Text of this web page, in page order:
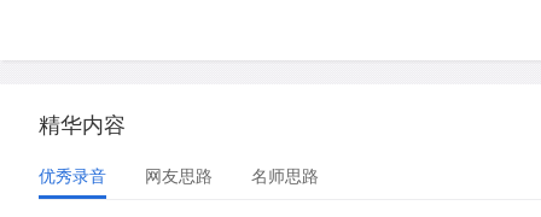
精华内容
优秀录音 网友思路 名师思路